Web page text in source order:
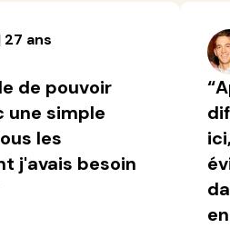
27 ans
de pouvoir
une simple
les
j'avais besoin